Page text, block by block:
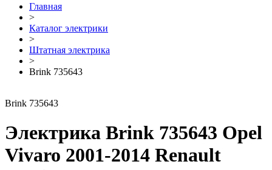
Главная
>
Каталог электрики
>
Штатная электрика
>
Brink 735643
Brink 735643
Электрика Brink 735643 Opel
Vivaro 2001-2014 Renault